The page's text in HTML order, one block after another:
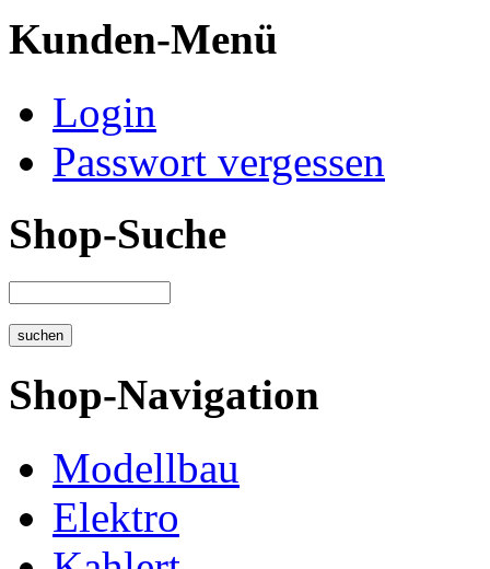
Kunden-Menü
Login
Passwort vergessen
Shop-Suche
Shop-Navigation
Modellbau
Elektro